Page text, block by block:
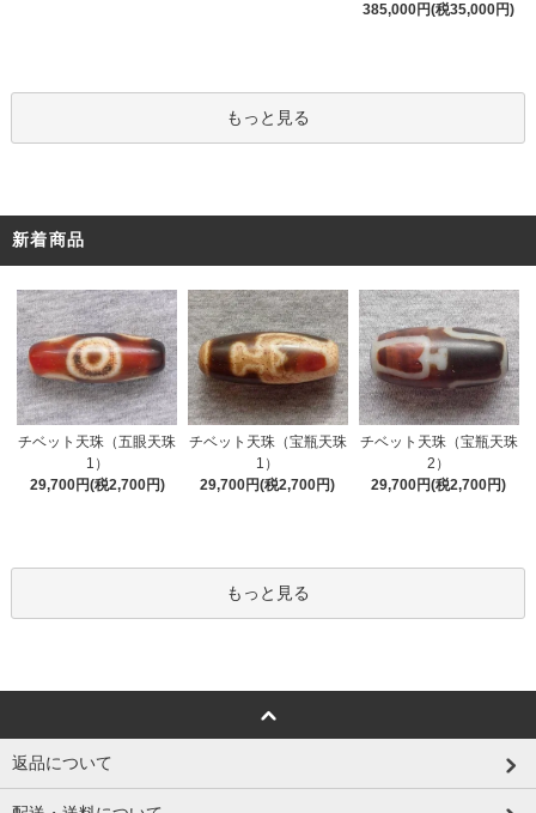
385,000円(税35,000円)
もっと見る
新着商品
チベット天珠（五眼天珠
1）
29,700円(税2,700円)
チベット天珠（宝瓶天珠
1）
29,700円(税2,700円)
チベット天珠（宝瓶天珠
2）
29,700円(税2,700円)
もっと見る
返品について